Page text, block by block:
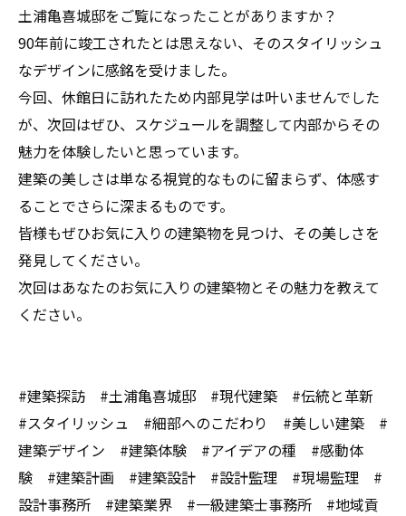
土浦亀喜城邸をご覧になったことがありますか？
90年前に竣工されたとは思えない、そのスタイリッシュ
なデザインに感銘を受けました。
今回、休館日に訪れたため内部見学は叶いませんでした
が、次回はぜひ、スケジュールを調整して内部からその
魅力を体験したいと思っています。
建築の美しさは単なる視覚的なものに留まらず、体感す
ることでさらに深まるものです。
皆様もぜひお気に入りの建築物を見つけ、その美しさを
発見してください。
次回はあなたのお気に入りの建築物とその魅力を教えて
ください。
#建築探訪 #土浦亀喜城邸 #現代建築 #伝統と革新
#スタイリッシュ #細部へのこだわり #美しい建築 #
建築デザイン #建築体験 #アイデアの種 #感動体
験 #建築計画 #建築設計 #設計監理 #現場監理 #
設計事務所 #建築業界 #一級建築士事務所 #地域貢